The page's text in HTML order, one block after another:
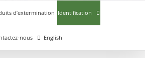
d’extermination Identification
nous English